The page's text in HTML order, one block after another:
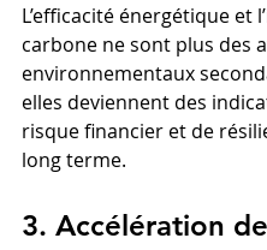
L’efficacité énergétique et
carbone ne sont plus des
environnementaux
elles deviennent des
risque financier et de
long terme.
3. Accélération